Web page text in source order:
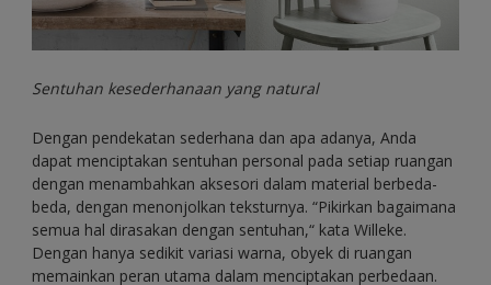
Sentuhan kesederhanaan yang natural
Dengan pendekatan sederhana dan apa adanya, Anda
dapat menciptakan sentuhan personal pada setiap ruangan
dengan menambahkan aksesori dalam material berbeda-
beda, dengan menonjolkan teksturnya. “Pikirkan bagaimana
semua hal dirasakan dengan sentuhan,“ kata Willeke.
Dengan hanya sedikit variasi warna, obyek di ruangan
memainkan peran utama dalam menciptakan perbedaan.